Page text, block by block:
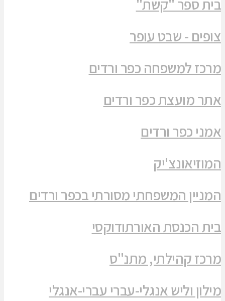
בית ספר "קשת"
צופים - שבט עופר
מרכז למשפחה כפר ורדים
אתר מועצת כפר ורדים
אמני כפר ורדים
המוזיאונצ'יק
המניין המשפחתי מסורתי בכפר ורדים
בית הכנסת האורתודוקסי
מרכז קהילתי, מתנ"ס
מילון וליש אנגלי-עברי עברי-אנגלי